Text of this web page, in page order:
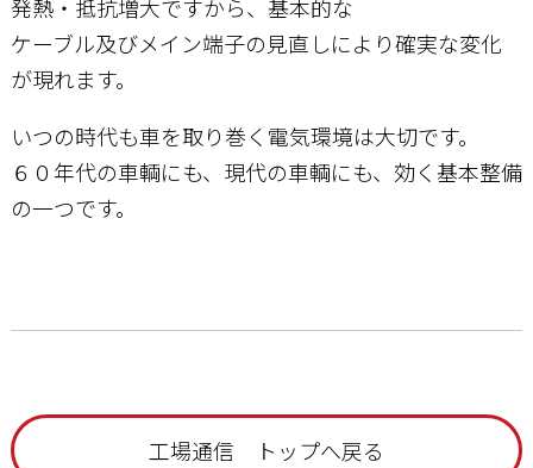
発熱・抵抗増大ですから、基本的な
ケーブル及びメイン端子の見直しにより確実な変化
が現れます。
いつの時代も車を取り巻く電気環境は大切です。
６０年代の車輌にも、現代の車輌にも、効く基本整備
の一つです。
工場通信 トップへ戻る